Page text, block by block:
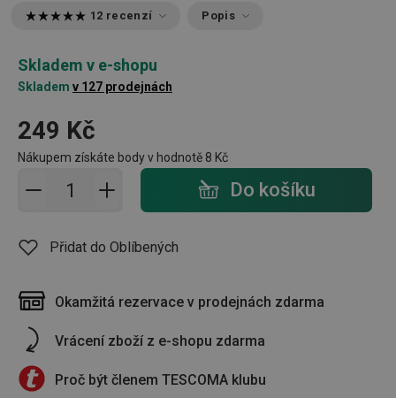
12 recenzí Popis
Skladem v e-shopu
Skladem v 127 prodejnách
249 Kč
Nákupem získáte body v hodnotě 8 Kč
Přidat do košíku - počet Do košíku
Přidat do Oblíbených
Okamžitá rezervace v prodejnách zdarma
Vrácení zboží z e-shopu zdarma
Proč být členem TESCOMA klubu